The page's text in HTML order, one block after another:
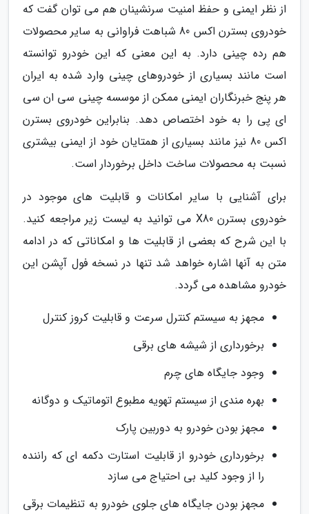
از نظر ایمنی و حفظ امنیت سرنشینان هم می توان گفت که
خودروی بسترن اکس 80 شباهت فراوانی به سایر محصولات
هم رده چینی دارد. به این معنی که این خودرو توانسته
است مانند بسیاری از خودروهای چینی وارد شده به ایران
هر پنج خبرنگاران ایمنی ممکن از موسسه چینی سی ان سی
ای پی را به خود اختصاص دهد. بنابراین خودروی بسترن
اکس 80 نیز مانند بسیاری از همتایان خود از ایمنی بیشتری
نسبت به محصولات ساخت داخل برخوردار است.
برای آشنایی با سایر امکانات و قابلیت های موجود در
خودروی بسترن X80 می توانید به لیست زیر مراجعه کنید.
با این شرح که بعضی از قابلیت ها و امکاناتی که در ادامه
متن به آنها اشاره خواهد شد تنها در نسخه فول آپشن این
خودرو مشاهده می گردد.
مجهز به سیستم کنترل سرعت و قابلیت کروز کنترل
برخورداری از شیشه های برقی
وجود جایگاه های چرم
بهره مندی از سیستم تهویه مطبوع اتوماتیک و دوگانه
مجهز بودن خودرو به دوربین پارک
برخورداری خودرو از قابلیت استارت دکمه ای که راننده
را از وجود کلید بی احتیاج می سازد
مجهز بودن جایگاه های جلوی خودرو به تنظیمات برقی